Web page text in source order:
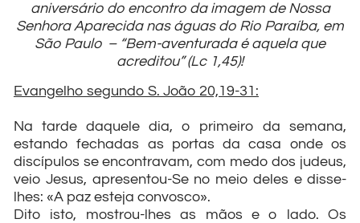
aniversário do encontro da imagem de Nossa
Senhora Aparecida nas águas do Rio Paraíba, em
São Paulo – “Bem-aventurada é aquela que
acreditou” (Lc 1,45)!
Evangelho segundo S. João 20,19-31:
Na tarde daquele dia, o primeiro da semana,
estando fechadas as portas da casa onde os
discípulos se encontravam, com medo dos judeus,
veio Jesus, apresentou-Se no meio deles e disse-
lhes: «A paz esteja convosco».
Dito isto, mostrou-lhes as mãos e o lado. Os